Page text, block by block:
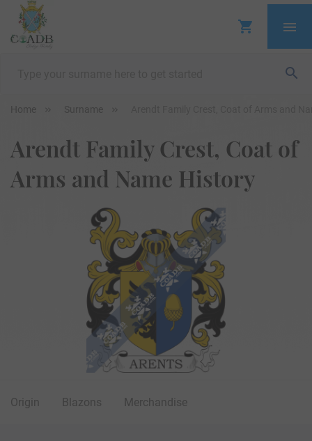
Home Surname
Arendt Family Crest, Coat of
Arms and Name History
Origin Blazons Merchandise